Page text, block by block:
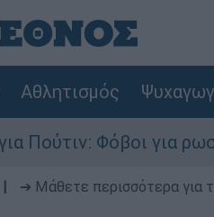
Αθλητισμός
για ρωσικό
➔ Μάθετε περισσότερα για